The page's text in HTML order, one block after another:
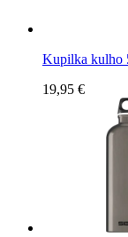
Kupilka kulho
19,95 €